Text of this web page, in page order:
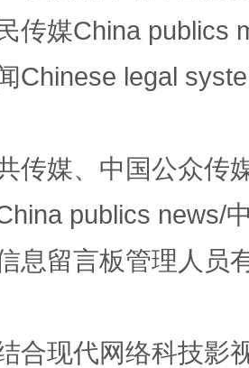
传媒China publics
Chinese legal
传媒、中国公众传
publics news/
息留言板管理人员
合现代网络科技影